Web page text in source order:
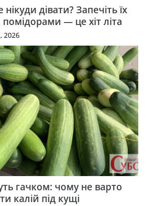
дівати? Запечіть їх
помідорами — це хіт літа
2026
гачком: чому не варто
калій під кущі